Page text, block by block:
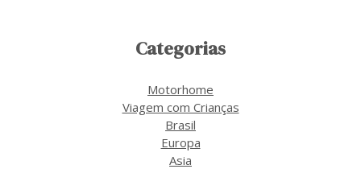
Categorias
Motorhome
Viagem com Crianças
Brasil
Europa
Asia